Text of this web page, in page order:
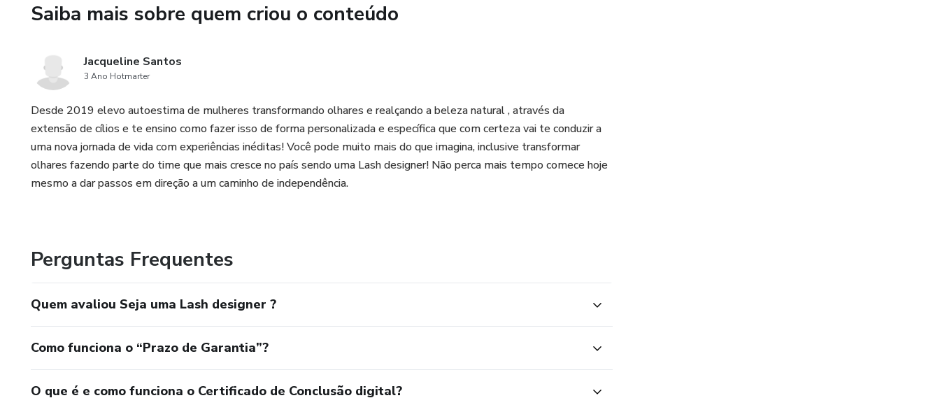
Saiba mais sobre quem criou o conteúdo
Jacqueline Santos
3 Ano Hotmarter
Desde 2019 elevo autoestima de mulheres transformando olhares e realçando a beleza natural , através da
extensão de cílios e te ensino como fazer isso de forma personalizada e específica que com certeza vai te conduzir a
uma nova jornada de vida com experiências inéditas! Você pode muito mais do que imagina, inclusive transformar
olhares fazendo parte do time que mais cresce no país sendo uma Lash designer! Não perca mais tempo comece hoje
mesmo a dar passos em direção a um caminho de independência.
Perguntas Frequentes
Quem avaliou Seja uma Lash designer ?
Como funciona o “Prazo de Garantia”?
O que é e como funciona o Certificado de Conclusão digital?